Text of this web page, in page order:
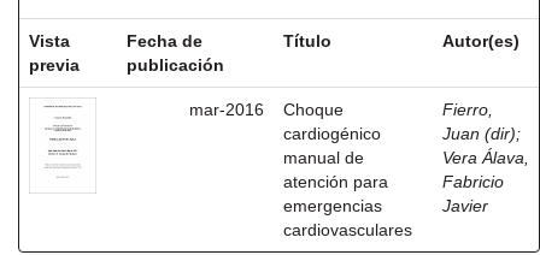
Vista
previa
Fecha de
publicación
Título Autor(es)
mar-2016
Choque
cardiogénico
manual de
atención para
emergencias
cardiovasculares
Fierro,
Juan (dir);
Vera Álava,
Fabricio
Javier